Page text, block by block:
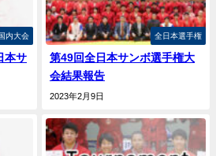
国内大会
本サ
全日本選手権
第49回全日本サンボ選手権大
会結果報告
2023年2月9日